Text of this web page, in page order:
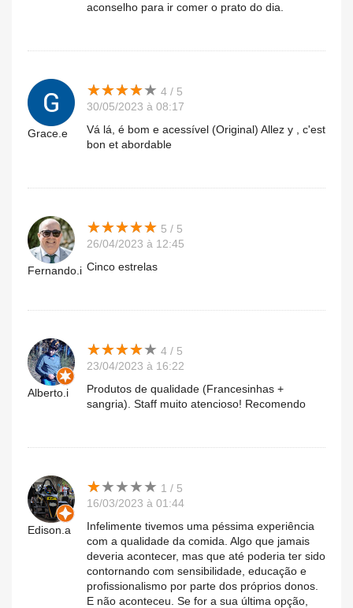
aconselho para ir comer o prato do dia.
Grace.e
★★★★★
★★★★★ 4 / 5
30/05/2023 à 08:17
Vá lá, é bom e acessível (Original) Allez y , c'est
bon et abordable
Fernando.i
★★★★★
★★★★★ 5 / 5
26/04/2023 à 12:45
Cinco estrelas
Alberto.i
★★★★★
★★★★★ 4 / 5
23/04/2023 à 16:22
Produtos de qualidade (Francesinhas +
sangria). Staff muito atencioso! Recomendo
Edison.a
★★★★★
★★★★★ 1 / 5
16/03/2023 à 01:44
Infelimente tivemos uma péssima experiência
com a qualidade da comida. Algo que jamais
deveria acontecer, mas que até poderia ter sido
contornando com sensibilidade, educação e
profissionalismo por parte dos próprios donos.
E não aconteceu. Se for a sua última opção,